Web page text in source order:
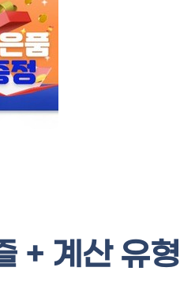
+ 계산 유형